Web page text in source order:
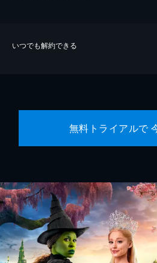
いつでも解約できる
無料トライアルで